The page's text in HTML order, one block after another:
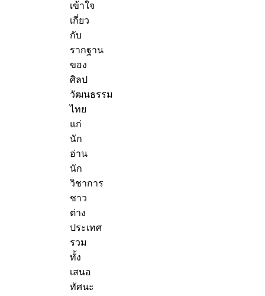
เข้าใจ
เกี่ยว
กับ
รากฐาน
ของ
ศิลป
วัฒนธรรม
ไทย
แก่
นัก
อ่าน
นัก
วิชาการ
ชาว
ต่าง
ประเทศ
รวม
ทั้ง
เสนอ
ทัศนะ